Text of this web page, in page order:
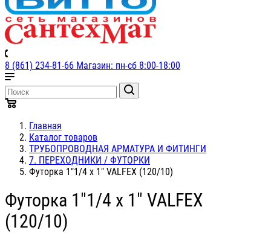
8 (861) 234-81-66 Магазин: пн-сб 8:00-18:00
Главная
Каталог товаров
ТРУБОПРОВОДНАЯ АРМАТУРА И ФИТИНГИ
7. ПЕРЕХОДНИКИ / ФУТОРКИ
Футорка 1"1/4 х 1" VALFEX (120/10)
Футорка 1"1/4 х 1" VALFEX
(120/10)